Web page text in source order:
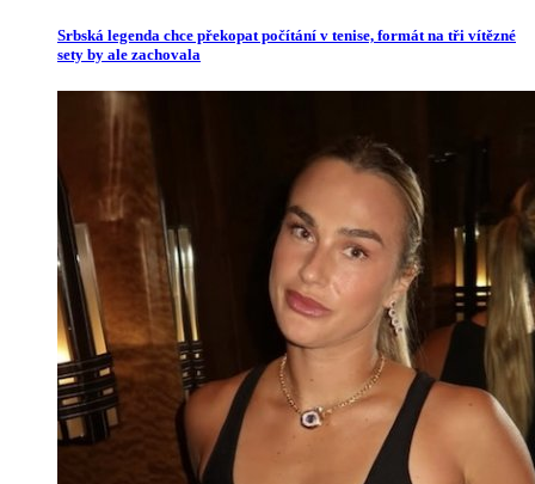
Srbská legenda chce překopat počítání v tenise, formát na tři vítězné
sety by ale zachovala